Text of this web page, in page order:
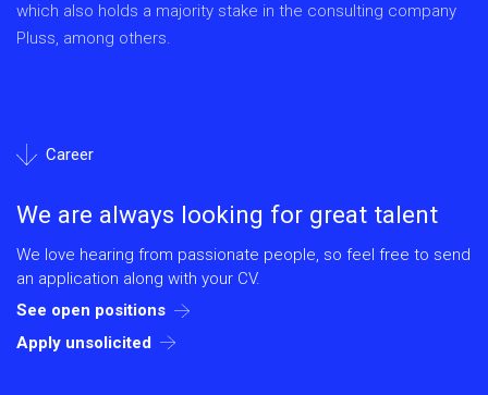
which also holds a majority stake in the consulting company
Pluss, among others.
Career
We are always looking for great talent
We love hearing from passionate people, so feel free to send
an application along with your CV.
See open positions
Apply unsolicited